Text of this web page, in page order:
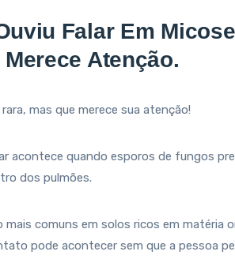
Falar Em
Merece Atenção.
mas que merece sua atenção!
acontece quando esporos de fungos
dos pulmões.
mais comuns em solos ricos em matéria
pode acontecer sem que a pessoa